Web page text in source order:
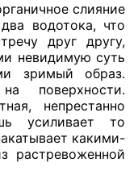
слияние
водотока, что
друг другу,
невидимую суть
зримый образ.
поверхности.
непрестанно
усиливает то
какими-
растревоженной